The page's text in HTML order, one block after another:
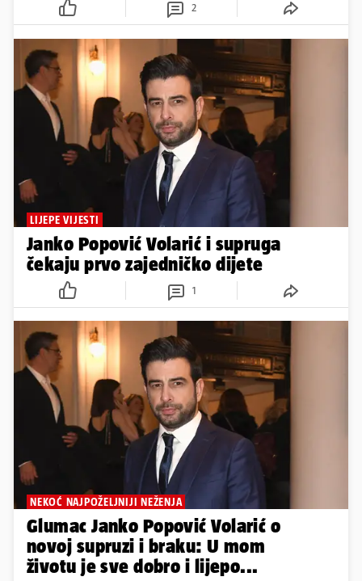
2
LIJEPE VIJESTI
Janko Popović Volarić i supruga
čekaju prvo zajedničko dijete
1
NEKOĆ NAJPOŽELJNIJI NEŽENJA
Glumac Janko Popović Volarić o
novoj supruzi i braku: U mom
životu je sve dobro i lijepo...